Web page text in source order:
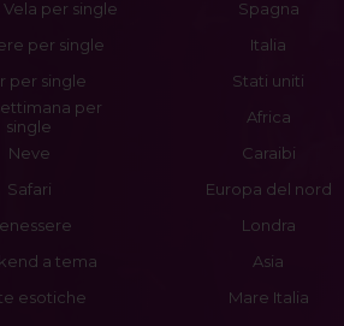
Vela per single
per single
per single
per
single
Neve
Safari
a tema
esotiche
Spagna
Italia
Stati uniti
Africa
Caraibi
Europa del nord
Londra
Asia
Mare Italia